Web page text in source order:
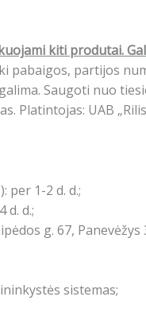
kiti produtai.
pabaigos, partijos
Saugoti nuo
Platintojas: UAB
per 1-2 d. d.;
d. d.;
g. 67, Panevėžys
sistemas;